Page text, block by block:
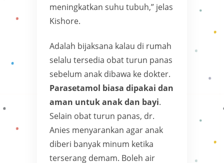
meningkatkan suhu tubuh,” jelas
Kishore.
Adalah bijaksana kalau di rumah
selalu tersedia obat turun panas
sebelum anak dibawa ke dokter.
Parasetamol biasa dipakai dan
aman untuk anak dan bayi.
Selain obat turun panas, dr.
Anies menyarankan agar anak
diberi banyak minum ketika
terserang demam. Boleh air